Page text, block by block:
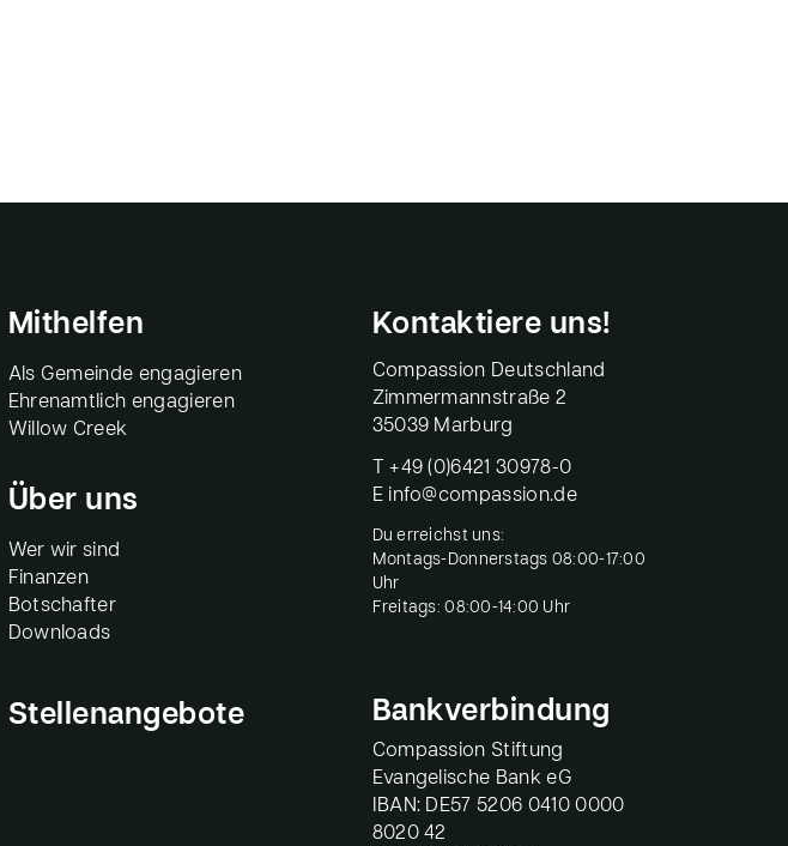
Mithelfen
Als Gemeinde engagieren
Ehrenamtlich engagieren
Willow Creek
Über uns
Wer wir sind
Finanzen
Botschafter
Downloads
Stellenangebote
Kontaktiere uns!
Compassion Deutschland
Zimmermannstraße 2
35039 Marburg
+49 (0)6421 30978-0
E info@compassion.de
Du erreichst uns:
Montags-Donnerstags 08:00-17:00
Uhr
Freitags: 08:00-14:00 Uhr
Bankverbindung
Compassion Stiftung
Evangelische Bank eG
IBAN: DE57 5206 0410 0000
8020 42